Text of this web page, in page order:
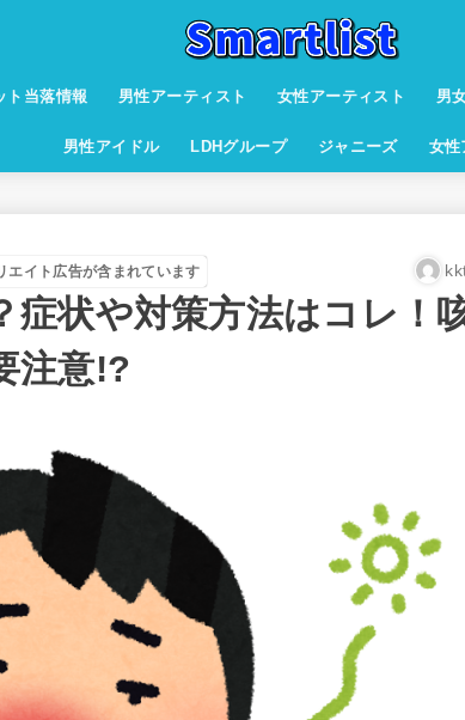
ト当落情報 男性アーティスト 女性アーティスト 男
男性アイドル LDHグループ ジャニーズ 女性
エイト広告が含まれています
症状や対策方法はコレ！
注意!?